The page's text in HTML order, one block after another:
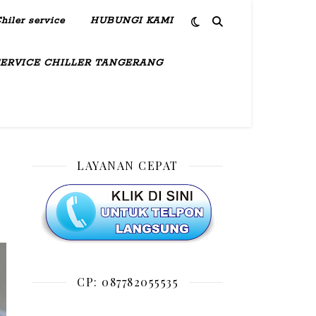
service HUBUNGI KAMI
CHILLER TANGERANG
LAYANAN CEPAT
CP: 087782055535